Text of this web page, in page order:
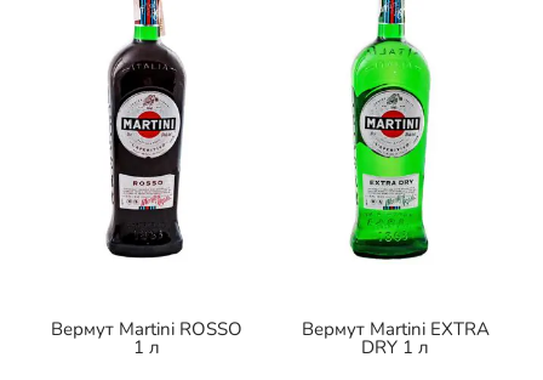
Вермут Martini ROSSO
1 л
Вермут Martini EXTRA
DRY 1 л